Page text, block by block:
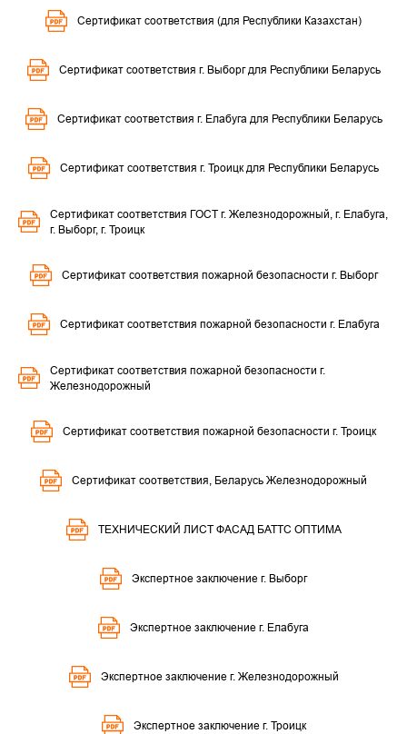
Сертификат соответствия (для Республики Казахстан)
Сертификат соответствия г. Выборг для Республики Беларусь
Сертификат соответствия г. Елабуга для Республики Беларусь
Сертификат соответствия г. Троицк для Республики Беларусь
Сертификат соответствия ГОСТ г. Железнодорожный, г. Елабуга,
г. Выборг, г. Троицк
Сертификат соответствия пожарной безопасности г. Выборг
Сертификат соответствия пожарной безопасности г. Елабуга
Сертификат соответствия пожарной безопасности г.
Железнодорожный
Сертификат соответствия пожарной безопасности г. Троицк
Сертификат соответствия, Беларусь Железнодорожный
ТЕХНИЧЕСКИЙ ЛИСТ ФАСАД БАТТС ОПТИМА
Экспертное заключение г. Выборг
Экспертное заключение г. Елабуга
Экспертное заключение г. Железнодорожный
Экспертное заключение г. Троицк